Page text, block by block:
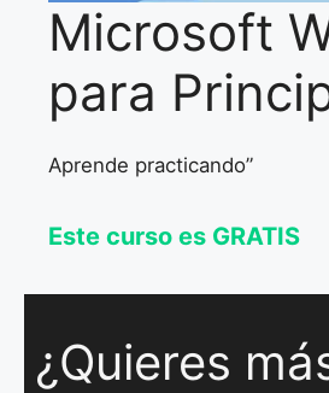
Microsoft
para
Aprende practicando”
Este curso es GRATIS
¿Quieres